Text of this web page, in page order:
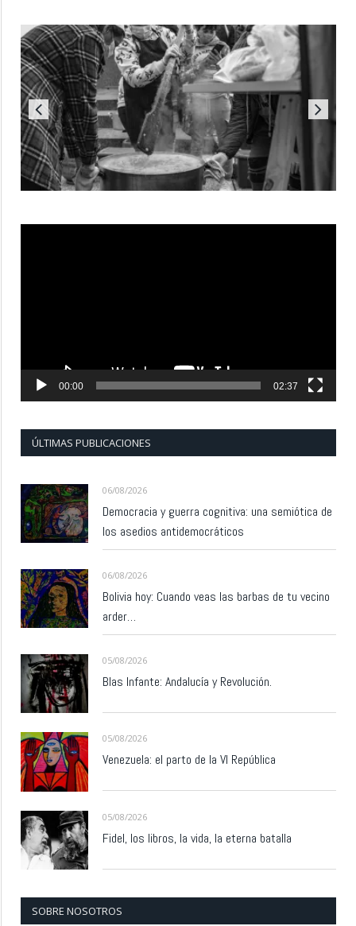
00:00 02:37
ÚLTIMAS PUBLICACIONES
06/08/2026
Democracia y guerra cognitiva: una semiótica de
los asedios antidemocráticos
06/08/2026
Bolivia hoy: Cuando veas las barbas de tu vecino
arder…
05/08/2026
Blas Infante: Andalucía y Revolución.
05/08/2026
Venezuela: el parto de la VI República
05/08/2026
Fidel, los libros, la vida, la eterna batalla
SOBRE NOSOTROS